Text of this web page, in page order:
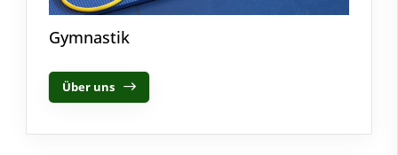
Gymnastik
Über uns